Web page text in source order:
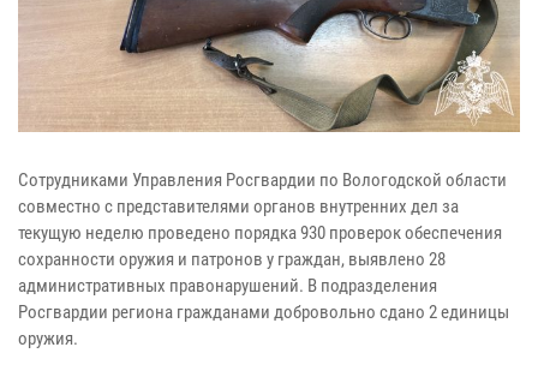
Сотрудниками Управления Росгвардии по Вологодской области
совместно с представителями органов внутренних дел за
текущую неделю проведено порядка 930 проверок обеспечения
сохранности оружия и патронов у граждан, выявлено 28
административных правонарушений. В подразделения
Росгвардии региона гражданами добровольно сдано 2 единицы
оружия.